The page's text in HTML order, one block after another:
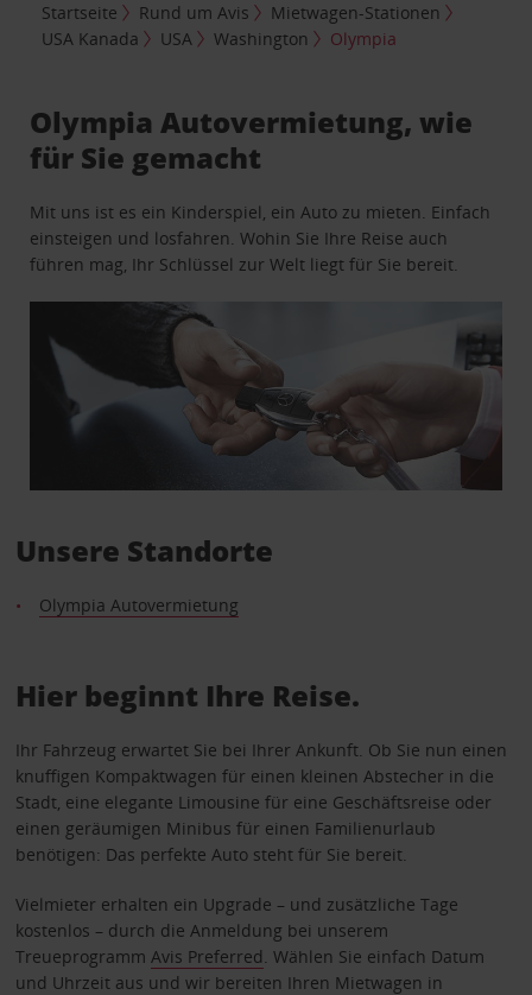
Startseite Rund um Avis
Mietwagen-Stationen
USA Kanada
USA Washington Olympia
Olympia Autovermietung, wie
für Sie gemacht
Mit uns ist es ein Kinderspiel, ein Auto zu mieten. Einfach
einsteigen und losfahren. Wohin Sie Ihre Reise auch
führen mag, Ihr Schlüssel zur Welt liegt für Sie bereit.
Unsere Standorte
Olympia Autovermietung
Hier beginnt Ihre Reise.
Ihr Fahrzeug erwartet Sie bei Ihrer Ankunft. Ob Sie nun einen
knuffigen Kompaktwagen für einen kleinen Abstecher in die
Stadt, eine elegante Limousine für eine Geschäftsreise oder
einen geräumigen Minibus für einen Familienurlaub
benötigen: Das perfekte Auto steht für Sie bereit.
Vielmieter erhalten ein Upgrade – und zusätzliche Tage
kostenlos – durch die Anmeldung bei unserem
Treueprogramm Avis Preferred . Wählen Sie einfach Datum
und Uhrzeit aus und wir bereiten Ihren Mietwagen in